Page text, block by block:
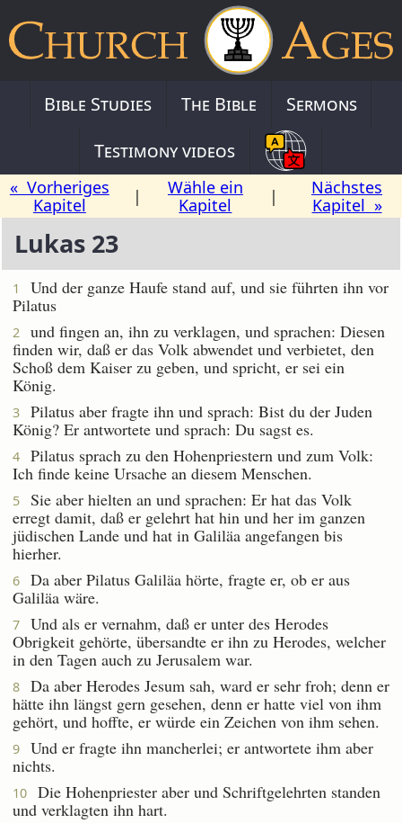
Bible Studies The Bible
Sermons
Testimony videos
« Vorheriges
Kapitel
|
Wähle ein
Kapitel
|
Nächstes
Kapitel »
Lukas 23
1
Und der ganze Haufe stand auf, und sie führten ihn vor
Pilatus
2
und fingen an, ihn zu verklagen, und sprachen: Diesen
finden wir, daß er das Volk abwendet und verbietet, den
Schoß dem Kaiser zu geben, und spricht, er sei ein
König.
3
Pilatus aber fragte ihn und sprach: Bist du der Juden
König? Er antwortete und sprach: Du sagst es.
4
Pilatus sprach zu den Hohenpriestern und zum Volk:
Ich finde keine Ursache an diesem Menschen.
5
Sie aber hielten an und sprachen: Er hat das Volk
erregt damit, daß er gelehrt hat hin und her im ganzen
jüdischen Lande und hat in Galiläa angefangen bis
hierher.
6
Da aber Pilatus Galiläa hörte, fragte er, ob er aus
Galiläa wäre.
7
Und als er vernahm, daß er unter des Herodes
Obrigkeit gehörte, übersandte er ihn zu Herodes, welcher
in den Tagen auch zu Jerusalem war.
8
Da aber Herodes Jesum sah, ward er sehr froh; denn er
hätte ihn längst gern gesehen, denn er hatte viel von ihm
gehört, und hoffte, er würde ein Zeichen von ihm sehen.
9
Und er fragte ihn mancherlei; er antwortete ihm aber
nichts.
10
Die Hohenpriester aber und Schriftgelehrten standen
und verklagten ihn hart.